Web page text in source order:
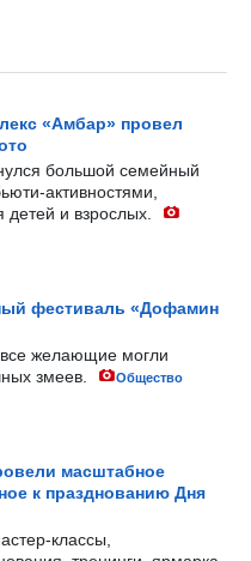
«Амбар» провел
большой семейный
активностями,
и взрослых.
фестиваль «Дофамин
желающие могли
змеев.
Общество
масштабное
к празднованию Дня
классы,